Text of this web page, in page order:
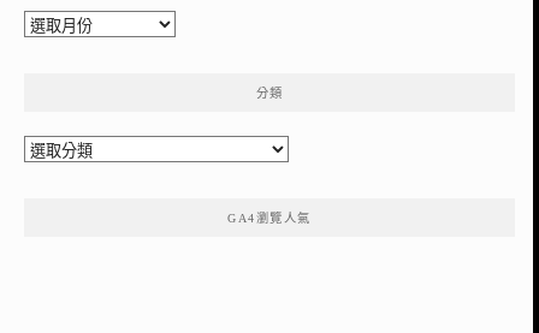
彙
分類
分
GA4瀏覽人氣